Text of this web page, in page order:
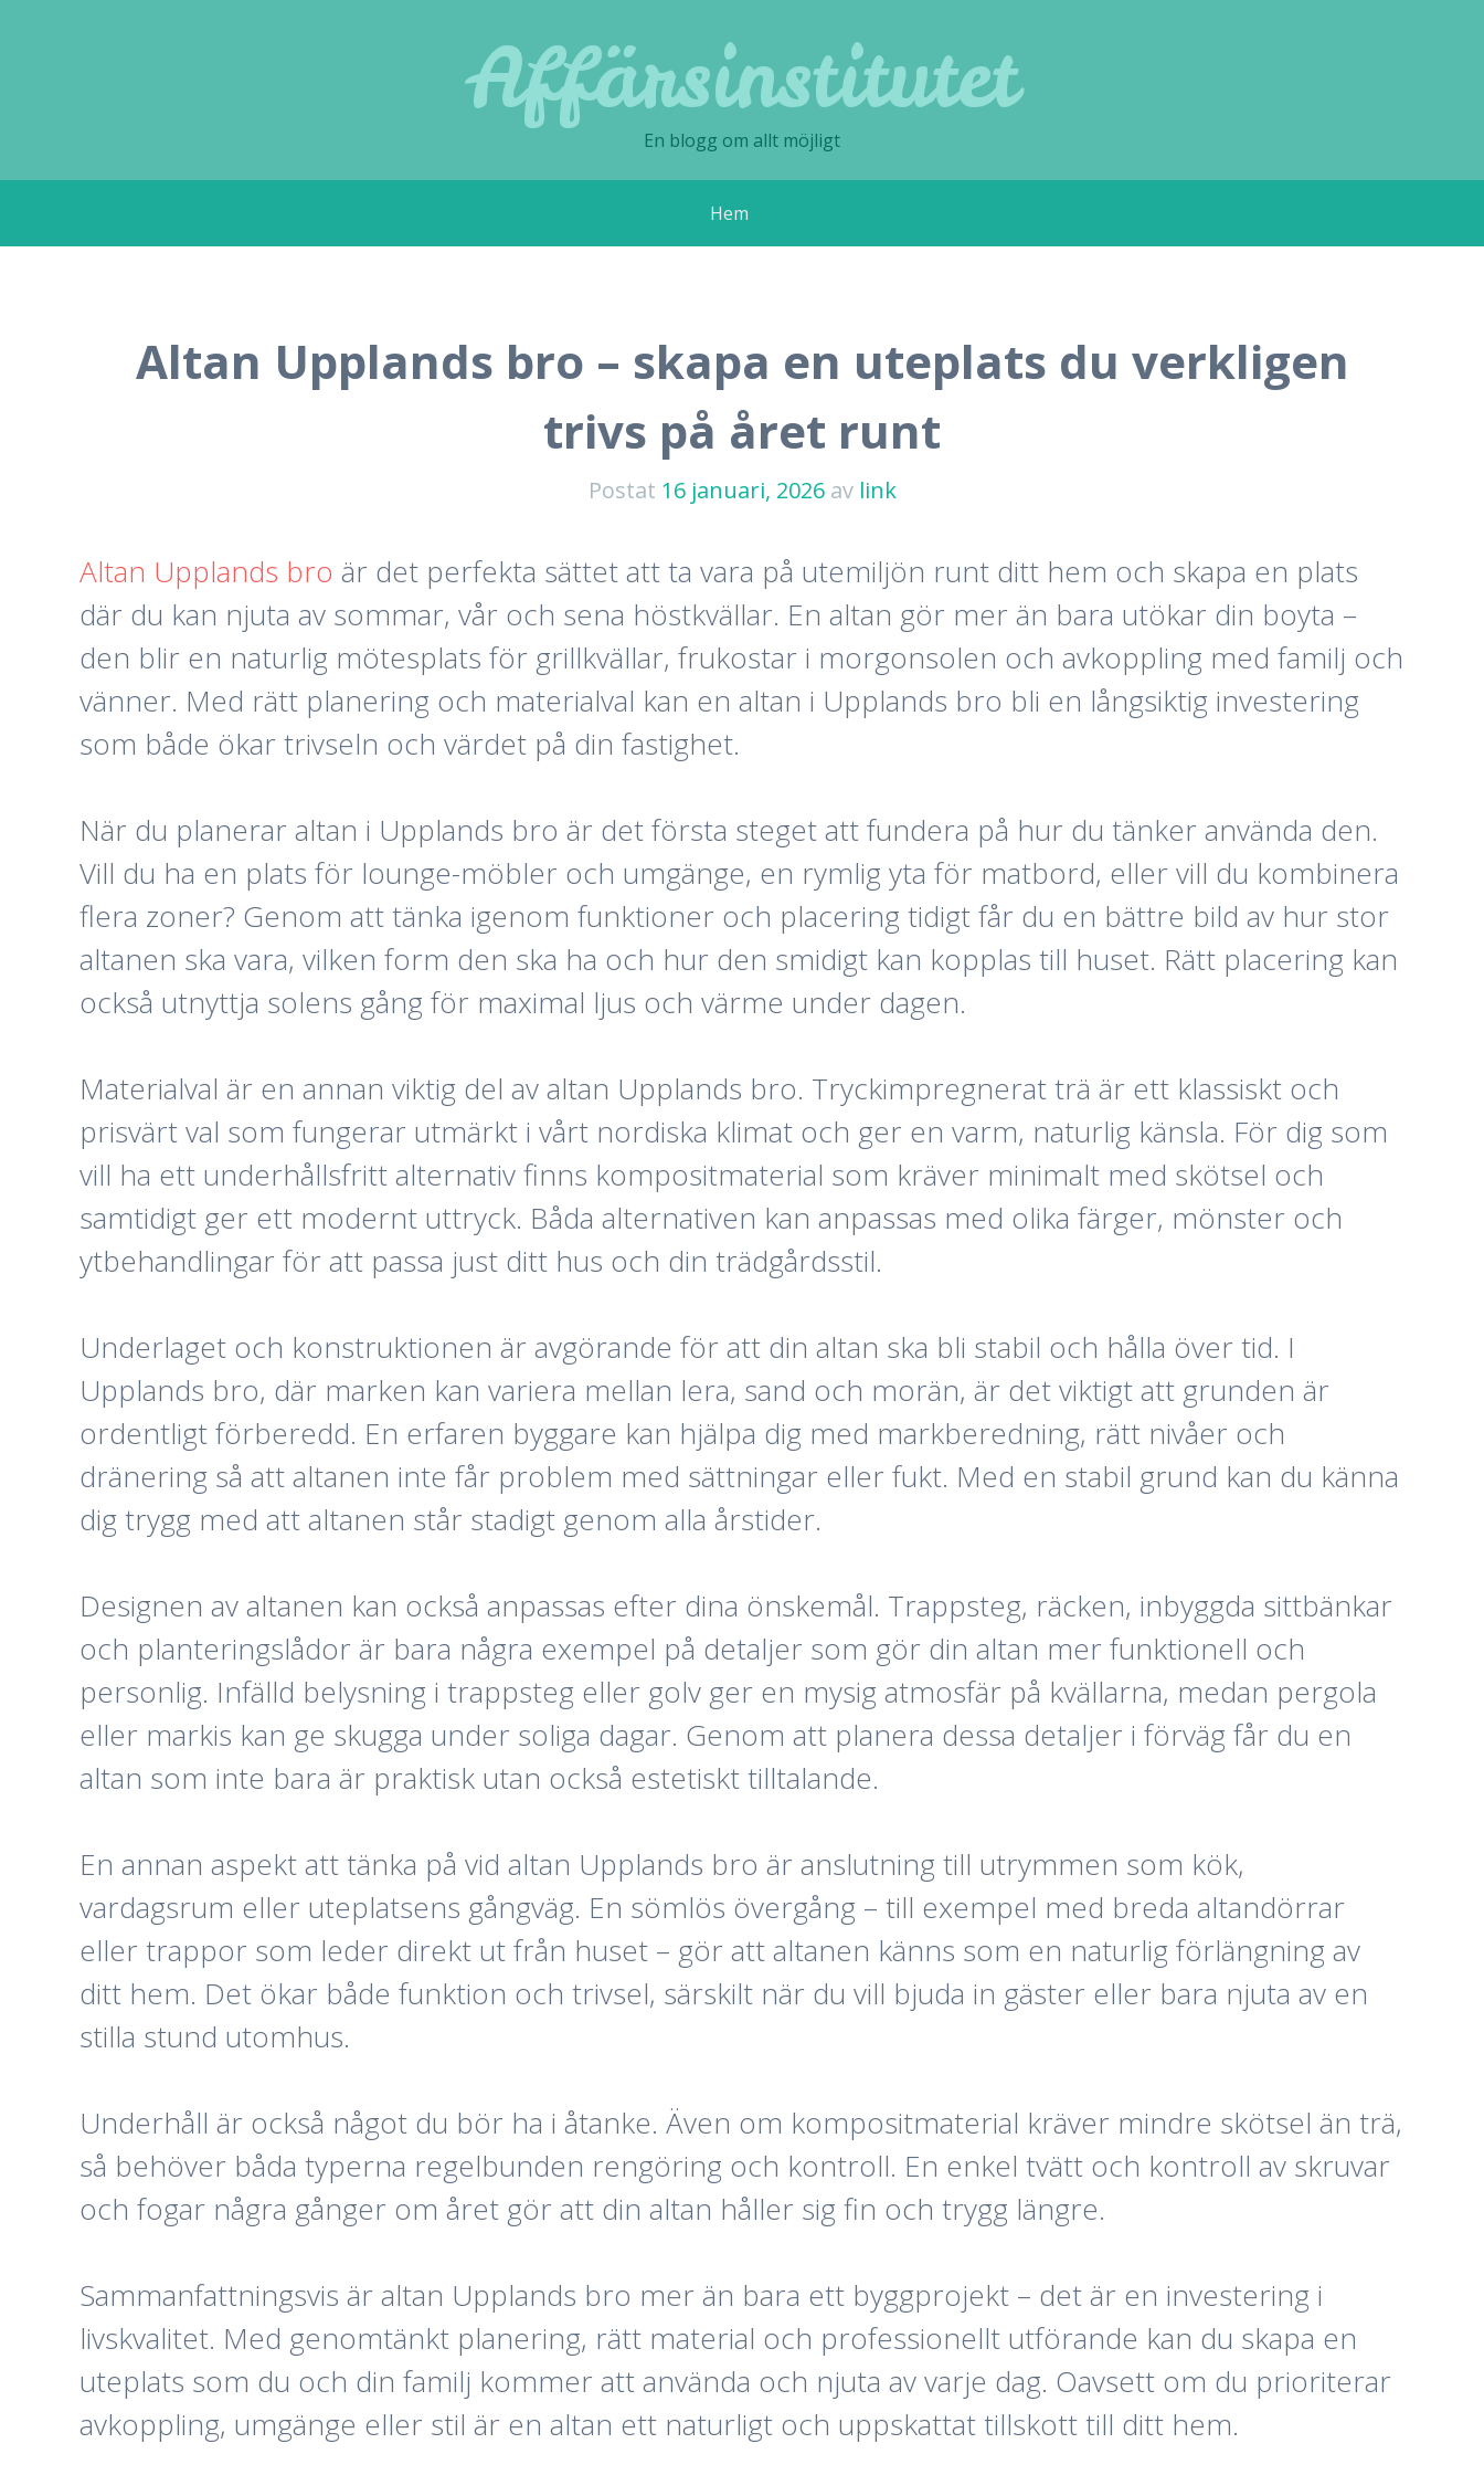
Affärsinstitutet
En blogg om allt möjligt
innehåll
Hem
Altan Upplands bro – skapa en uteplats du verkligen
trivs på året runt
Postat 16 januari, 2026av link
Altan Upplands bro är det perfekta sättet att ta vara på utemiljön runt ditt hem och skapa en plats
där du kan njuta av sommar, vår och sena höstkvällar. En altan gör mer än bara utökar din boyta –
den blir en naturlig mötesplats för grillkvällar, frukostar i morgonsolen och avkoppling med familj och
vänner. Med rätt planering och materialval kan en altan i Upplands bro bli en långsiktig investering
som både ökar trivseln och värdet på din fastighet.
När du planerar altan i Upplands bro är det första steget att fundera på hur du tänker använda den.
Vill du ha en plats för lounge-möbler och umgänge, en rymlig yta för matbord, eller vill du kombinera
flera zoner? Genom att tänka igenom funktioner och placering tidigt får du en bättre bild av hur stor
altanen ska vara, vilken form den ska ha och hur den smidigt kan kopplas till huset. Rätt placering kan
också utnyttja solens gång för maximal ljus och värme under dagen.
Materialval är en annan viktig del av altan Upplands bro. Tryckimpregnerat trä är ett klassiskt och
prisvärt val som fungerar utmärkt i vårt nordiska klimat och ger en varm, naturlig känsla. För dig som
vill ha ett underhållsfritt alternativ finns kompositmaterial som kräver minimalt med skötsel och
samtidigt ger ett modernt uttryck. Båda alternativen kan anpassas med olika färger, mönster och
ytbehandlingar för att passa just ditt hus och din trädgårdsstil.
Underlaget och konstruktionen är avgörande för att din altan ska bli stabil och hålla över tid. I
Upplands bro, där marken kan variera mellan lera, sand och morän, är det viktigt att grunden är
ordentligt förberedd. En erfaren byggare kan hjälpa dig med markberedning, rätt nivåer och
dränering så att altanen inte får problem med sättningar eller fukt. Med en stabil grund kan du känna
dig trygg med att altanen står stadigt genom alla årstider.
Designen av altanen kan också anpassas efter dina önskemål. Trappsteg, räcken, inbyggda sittbänkar
och planteringslådor är bara några exempel på detaljer som gör din altan mer funktionell och
personlig. Infälld belysning i trappsteg eller golv ger en mysig atmosfär på kvällarna, medan pergola
eller markis kan ge skugga under soliga dagar. Genom att planera dessa detaljer i förväg får du en
altan som inte bara är praktisk utan också estetiskt tilltalande.
En annan aspekt att tänka på vid altan Upplands bro är anslutning till utrymmen som kök,
vardagsrum eller uteplatsens gångväg. En sömlös övergång – till exempel med breda altandörrar
eller trappor som leder direkt ut från huset – gör att altanen känns som en naturlig förlängning av
ditt hem. Det ökar både funktion och trivsel, särskilt när du vill bjuda in gäster eller bara njuta av en
stilla stund utomhus.
Underhåll är också något du bör ha i åtanke. Även om kompositmaterial kräver mindre skötsel än trä,
så behöver båda typerna regelbunden rengöring och kontroll. En enkel tvätt och kontroll av skruvar
och fogar några gånger om året gör att din altan håller sig fin och trygg längre.
Sammanfattningsvis är altan Upplands bro mer än bara ett byggprojekt – det är en investering i
livskvalitet. Med genomtänkt planering, rätt material och professionellt utförande kan du skapa en
uteplats som du och din familj kommer att använda och njuta av varje dag. Oavsett om du prioriterar
avkoppling, umgänge eller stil är en altan ett naturligt och uppskattat tillskott till ditt hem.